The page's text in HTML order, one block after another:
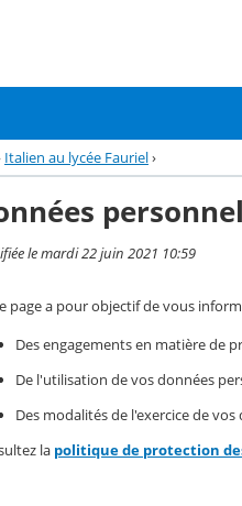
Italien au lycée Fauriel›
le mardi 22 juin 2021 10:59
page a pour objectif de vous
Des engagements en matière de
De l'utilisation de vos données
Des modalités de l'exercice de vos
la politique de protection